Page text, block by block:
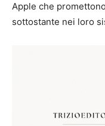
Apple che
sottostante nei loro